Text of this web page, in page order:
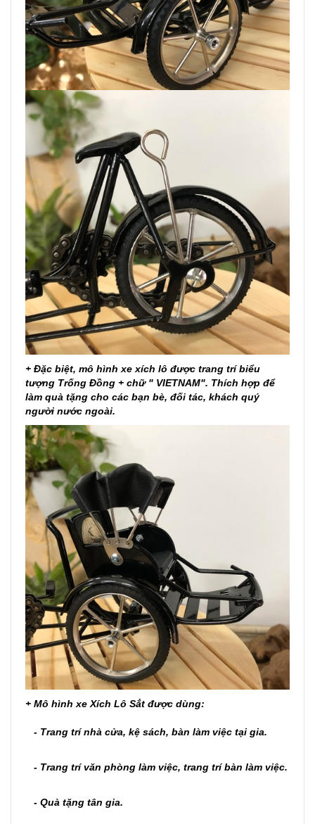
+ Đặc biệt, mô hình xe xích lô được trang trí biểu
tượng Trống Đồng + chữ " VIETNAM". Thích hợp để
làm quà tặng cho các bạn bè, đối tác, khách quý
người nước ngoài.
+ Mô hình xe Xích Lô Sắt được dùng:
- Trang trí nhà cửa, kệ sách, bàn làm việc tại gia.
- Trang trí văn phòng làm việc, trang trí bàn làm việc.
- Quà tặng tân gia.